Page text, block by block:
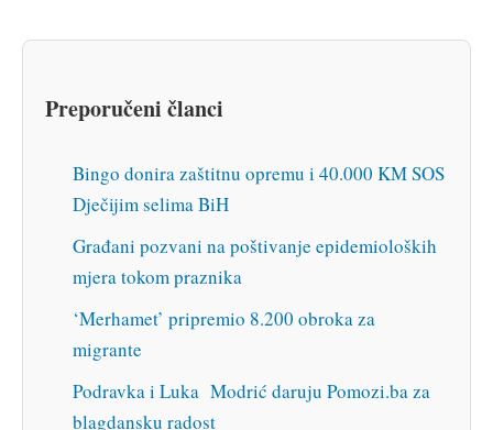
Preporučeni članci
Bingo donira zaštitnu opremu i 40.000 KM SOS
Dječijim selima BiH
Građani pozvani na poštivanje epidemioloških
mjera tokom praznika
‘Merhamet’ pripremio 8.200 obroka za
migrante
Podravka i Luka Modrić daruju Pomozi.ba za
blagdansku radost